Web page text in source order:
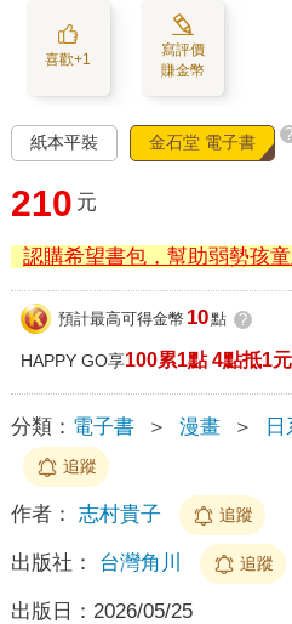
喜歡+1
寫評價
賺金幣
紙本平裝 金石堂 電子書 ?
210 元
認購希望書包，幫助弱勢孩童
預計最高可得金幣 10點 ?
HAPPY GO享100累1點 4點抵1元
分類： 電子書 ＞ 漫畫 ＞
追蹤
作者： 志村貴子 追蹤
出版社： 台灣角川 追蹤
出版日： 2026/05/25